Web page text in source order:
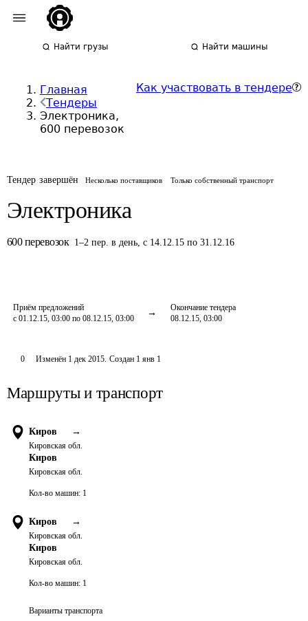
Найти грузы Найти машины
Главная
Тендеры
Электроника,
600 перевозок
Как участвовать в тендере
Тендер завершён Несколько поставщиков Только собственный транспорт
Электроника
600 перевозок 1–2 пер. в день,с 14.12.15 по 31.12.16
Приём предложений
с 01.12.15, 03:00 по 08.12.15, 03:00
Окончание тендера
08.12.15, 03:00
0 Изменён 1 дек 2015. Создан 1 янв 1
Маршруты и транспорт
Киров →
Кировская обл.
Киров
Кировская обл.
Кол-во машин: 1
Киров →
Кировская обл.
Киров
Кировская обл.
Кол-во машин: 1
Варианты транспорта